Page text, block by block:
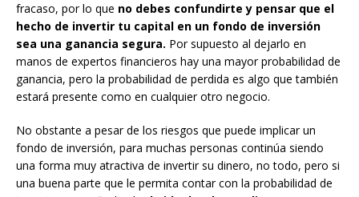
fracaso, por lo que no debes confundirte y pensar que el
hecho de invertir tu capital en un fondo de inversión
sea una ganancia segura. Por supuesto al dejarlo en
manos de expertos financieros hay una mayor probabilidad de
ganancia, pero la probabilidad de perdida es algo que también
estará presente como en cualquier otro negocio.
No obstante a pesar de los riesgos que puede implicar un
fondo de inversión, para muchas personas continúa siendo
una forma muy atractiva de invertir su dinero, no todo, pero si
una buena parte que le permita contar con la probabilidad de